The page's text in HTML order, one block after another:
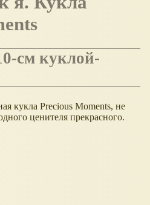
кукла Precious Moments, не
ценителя прекрасного.